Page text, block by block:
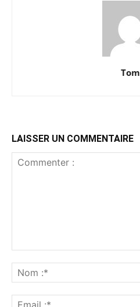
Tom
LAISSER UN COMMENTAIRE